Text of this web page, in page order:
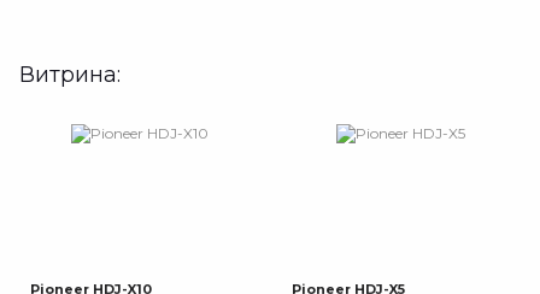
Витрина:
Pioneer HDJ-X10 Pioneer HDJ-X5